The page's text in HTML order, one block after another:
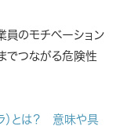
員のモチベーション
でつながる危険性
）とは？ 意味や具